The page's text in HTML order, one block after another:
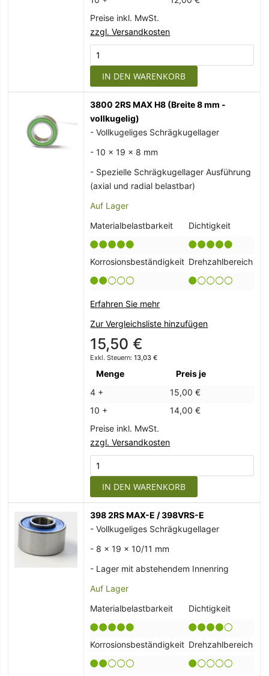
Preise inkl. MwSt.
zzgl. Versandkosten
IN DEN WARENKORB
3800 2RS MAX H8 (Breite 8 mm -
vollkugelig)
- Vollkugeliges Schrägkugellager
- 10 x 19 x 8 mm
- Spezielle Schrägkugellager Ausführung
(axial und radial belastbar)
Auf Lager
Materialbelastbarkeit
Dichtigkeit
Korrosionsbeständigkeit Drehzahlbereich
Erfahren Sie mehr
Zur Vergleichsliste hinzufügen
15,50 €
13,03 €
Menge
Preis je
4 +
15,00 €
10 +
14,00 €
Preise inkl. MwSt.
zzgl. Versandkosten
IN DEN WARENKORB
398 2RS MAX-E / 398VRS-E
- Vollkugeliges Schrägkugellager
- 8 x 19 x 10/11 mm
- Lager mit abstehendem Innenring
Auf Lager
Materialbelastbarkeit
Dichtigkeit
Korrosionsbeständigkeit Drehzahlbereich